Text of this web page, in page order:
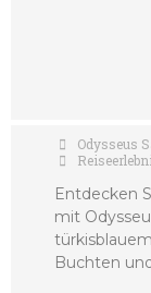
Odysseus
Entdecken
mit
Buchten